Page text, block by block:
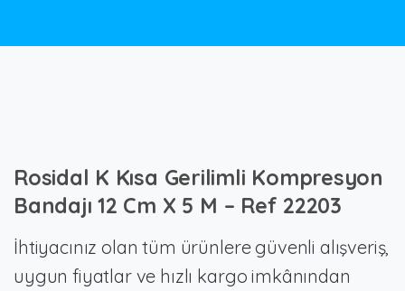
Rosidal K Kısa Gerilimli Kompresyon
Bandajı 12 Cm X 5 M – Ref 22203
İhtiyacınız olan tüm ürünlere güvenli alışveriş,
uygun fiyatlar ve hızlı kargo imkânından